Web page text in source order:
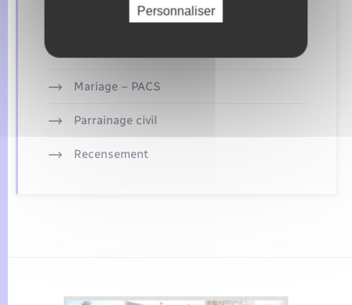
Elections et citoyenneté
Mariage – PACS
Parrainage civil
Recensement
Personnaliser